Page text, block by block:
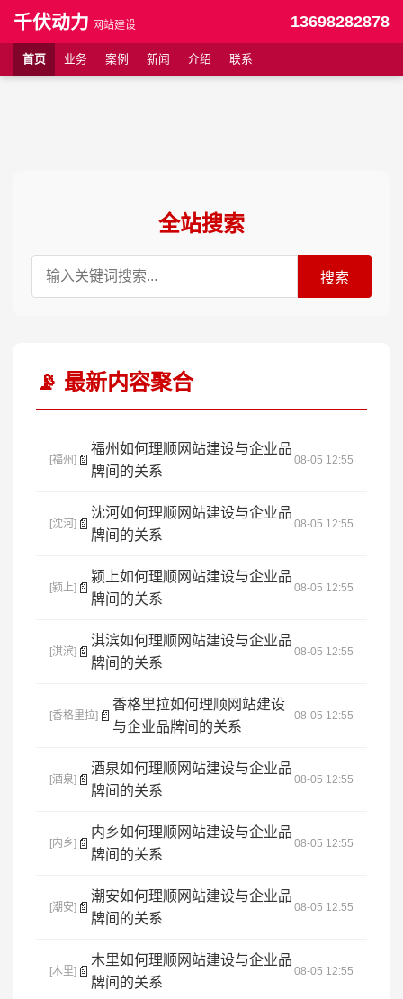
千伏动力 网站建设 13698282878
首页 业务 案例 新闻 介绍 联系
全站搜索
搜索
📡 最新内容聚合
[福州] 📄
福州如何理顺网站建设与企业品
牌间的关系
08-05 12:55
[沈河] 📄
沈河如何理顺网站建设与企业品
牌间的关系
08-05 12:55
[颍上] 📄
颍上如何理顺网站建设与企业品
牌间的关系
08-05 12:55
[淇滨] 📄
淇滨如何理顺网站建设与企业品
牌间的关系
08-05 12:55
[香格里拉] 📄
香格里拉如何理顺网站建设
与企业品牌间的关系
08-05 12:55
[酒泉] 📄
酒泉如何理顺网站建设与企业品
牌间的关系
08-05 12:55
[内乡] 📄
内乡如何理顺网站建设与企业品
牌间的关系
08-05 12:55
[潮安] 📄
潮安如何理顺网站建设与企业品
牌间的关系
08-05 12:55
[木里] 📄
木里如何理顺网站建设与企业品
牌间的关系
08-05 12:55